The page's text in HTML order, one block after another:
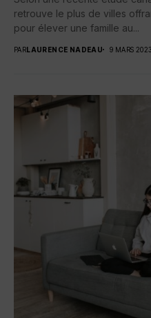
retrouve le plus de villes
pour élever une famille au...
PARLAURENCE NADEAU 9 MARS 2023